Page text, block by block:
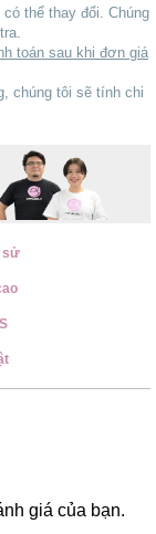
thể thay đổi. Chúng
toán sau khi đơn giá
chúng tôi sẽ tính chi
sử
giá của bạn.